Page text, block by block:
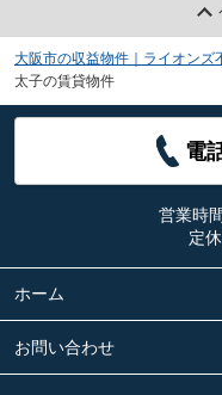
大阪市の収益物件｜ライオンズ
太子の賃貸物件
電
営業時
定
ホーム
お問い合わせ